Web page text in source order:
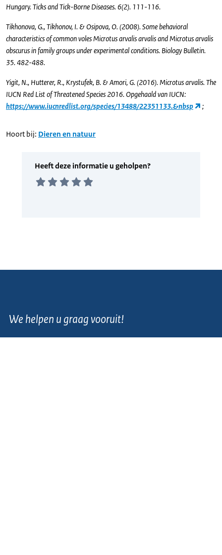
Hungary. Ticks and Tick-Borne Diseases. 6(2). 111-116.
Tikhonova, G., Tikhonov, I. & Osipova, O. (2008). Some behavioral
characteristics of common voles Microtus arvalis arvalis and Microtus arvalis
obscurus in family groups under experimental conditions. Biology Bulletin.
35. 482-488.
Yigit, N., Hutterer, R., Krystufek, B. & Amori, G. (2016). Microtus arvalis. The
IUCN Red List of Threatened Species 2016. Opgehaald van IUCN:
https://www.iucnredlist.org/species/13488/22351133.&nbsp
;
Hoort bij: Dieren en natuur
We helpen u graag vooruit!